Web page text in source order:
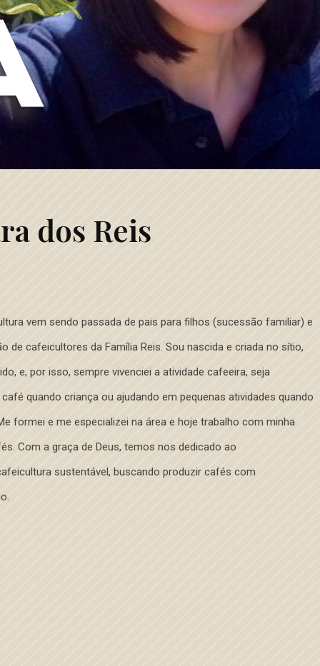
dos Reis
vem sendo passada de pais para filhos (sucessão familiar) e
de cafeicultores da Família Reis. Sou nascida e criada no sítio,
e, por isso, sempre vivenciei a atividade cafeeira, seja
quando criança ou ajudando em pequenas atividades quando
formei e me especializei na área e hoje trabalho com minha
Com a graça de Deus, temos nos dedicado ao
sustentável, buscando produzir cafés com